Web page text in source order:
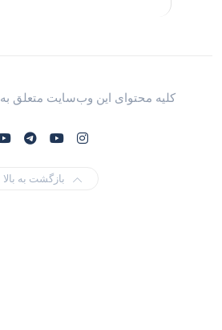
کلیه محتوای این وب‌سایت متعلق به
بازگشت به بالا